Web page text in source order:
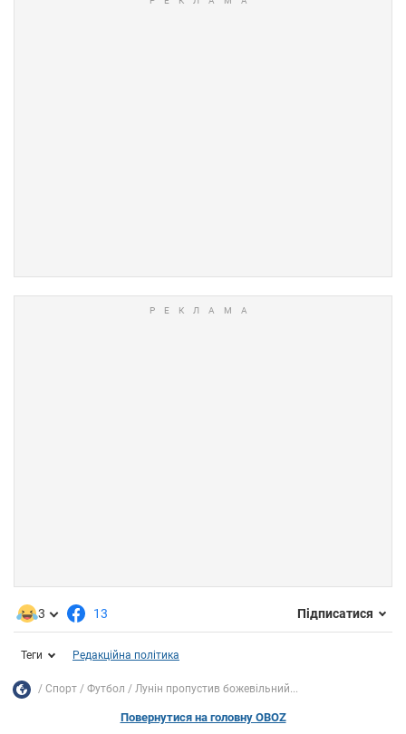
3 13 Підписатися
Теги Редакційна політика
Спорт Футбол Лунін пропустив божевільний...
Повернутися на головну OBOZ